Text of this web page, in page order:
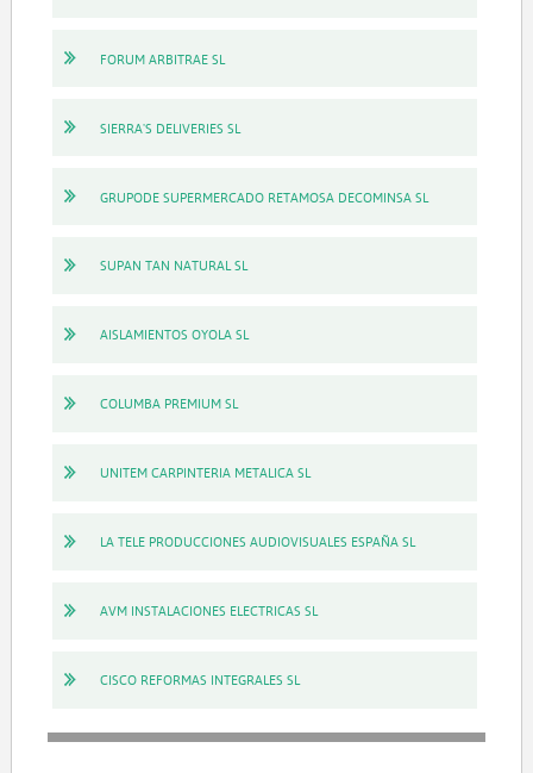
FORUM ARBITRAE SL
SIERRA'S DELIVERIES SL
GRUPODE SUPERMERCADO RETAMOSA DECOMINSA SL
SUPAN TAN NATURAL SL
AISLAMIENTOS OYOLA SL
COLUMBA PREMIUM SL
UNITEM CARPINTERIA METALICA SL
LA TELE PRODUCCIONES AUDIOVISUALES ESPAÑA SL
AVM INSTALACIONES ELECTRICAS SL
CISCO REFORMAS INTEGRALES SL